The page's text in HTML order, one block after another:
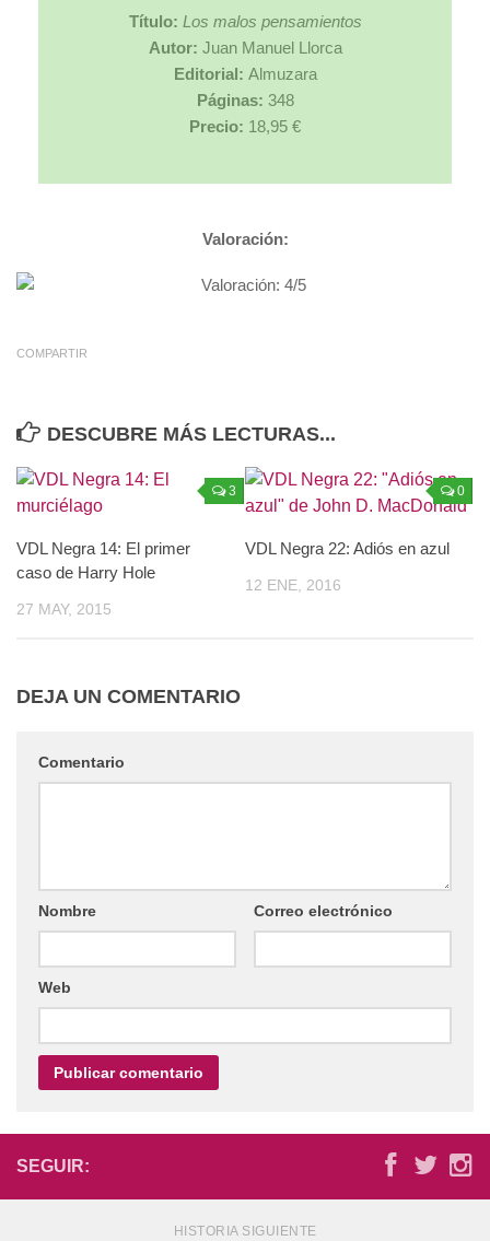
Título: Los malos pensamientos
Autor: Juan Manuel Llorca
Editorial: Almuzara
Páginas: 348
Precio: 18,95 €
Valoración:
COMPARTIR
DESCUBRE MÁS LECTURAS...
3
VDL Negra 14: El primer
caso de Harry Hole
27 MAY, 2015
0
VDL Negra 22: Adiós en azul
12 ENE, 2016
DEJA UN COMENTARIO
Comentario
Nombre Correo electrónico
Web
SEGUIR:
HISTORIA SIGUIENTE